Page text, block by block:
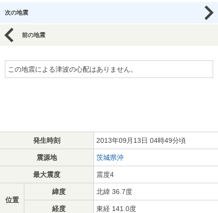
次の地震
前の地震
この地震による津波の心配はありません。
発生時刻 2013年09月13日 04時49分頃
震源地 茨城県沖
最大震度 震度4
位置
緯度 北緯 36.7度
経度 東経 141.0度